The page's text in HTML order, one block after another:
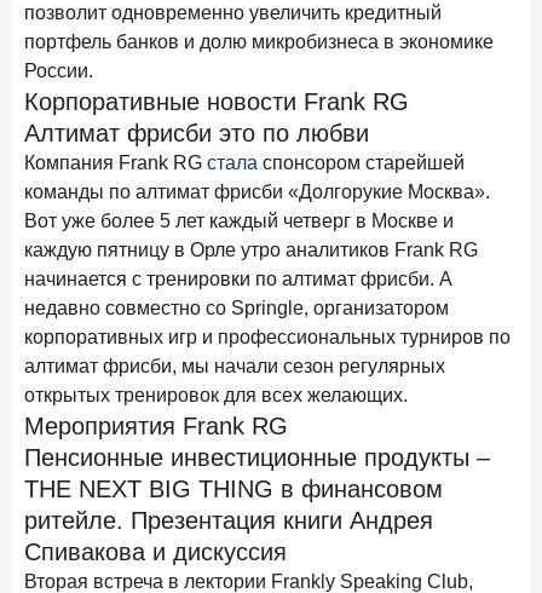
2 февраля 2026 года ИССЛЕДОВАНИЕ
Premium Banking в 2025 году: портрет клиента, тренды
и стратегии банков
30 января 2026 года
Главные «болевые точки» бизнеса при открытии
расчетного счета в банках
26 января 2026 года ИССЛЕДОВАНИЕ
Ипотека. Итоги декабря 2025 года
По итогам декабря 2025 года объем выдач кредитов
составил 1 326,5 млрд руб.
Цифра дня
Средний срок ипотечных кредитов в России
24,9лет
Frank Data. Ипотека
позволит одновременно увеличить кредитный
портфель банков и долю микробизнеса в экономике
России.
Корпоративные новости Frank RG
Алтимат фрисби это по любви
Компания Frank RG стала спонсором старейшей
команды по алтимат фрисби «Долгорукие Москва».
Вот уже более 5 лет каждый четверг в Москве и
каждую пятницу в Орле утро аналитиков Frank RG
начинается с тренировки по алтимат фрисби. А
недавно совместно со Springle, организатором
корпоративных игр и профессиональных турниров по
алтимат фрисби, мы начали сезон регулярных
открытых тренировок для всех желающих.
Мероприятия Frank RG
Пенсионные инвестиционные продукты –
THE NEXT BIG THING в финансовом
ритейле. Презентация книги Андрея
Спивакова и дискуссия
Вторая встреча в лектории Frankly Speaking Club,